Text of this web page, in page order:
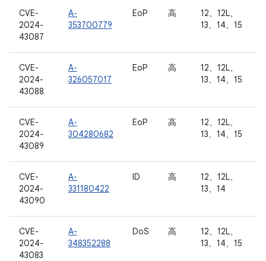
CVE-
2024-
43087
A-
353700779
EoP 高
12、12L、
13、14、15
CVE-
2024-
43088
A-
326057017
EoP 高
12、12L、
13、14、15
CVE-
2024-
43089
A-
304280682
EoP 高
12、12L、
13、14、15
CVE-
2024-
43090
A-
331180422
ID 高
12、12L、
13、14
CVE-
2024-
43083
A-
348352288
DoS 高
12、12L、
13、14、15